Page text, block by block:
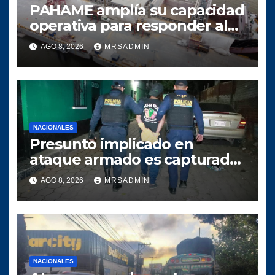
PAHAME amplía su capacidad
operativa para responder al
crecimiento del comercio
marítimo
AGO 8, 2026 MRSADMIN
NACIONALES
Presunto implicado en
ataque armado es capturado
tras persecución policial en
Villa Nueva
AGO 8, 2026 MRSADMIN
NACIONALES